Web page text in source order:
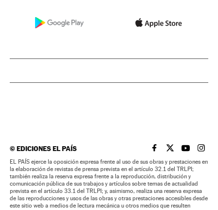
©EDICIONES EL PAÍS EL PAÍS BRASIL EN
EL PAÍSEL PAÍS
EL
EL PAÍS ejerce la oposición expresa frente al uso de sus obras y prestaciones en
la elaboración de revistas de prensa prevista en el artículo 32.1 del TRLPI;
también realiza la reserva expresa frente a la reproducción, distribución y
comunicación pública de sus trabajos y artículos sobre temas de actualidad
prevista en el artículo 33.1 del TRLPI; y, asimismo, realiza una reserva expresa
de las reproducciones y usos de las obras y otras prestaciones accesibles desde
este sitio web a medios de lectura mecánica u otros medios que resulten